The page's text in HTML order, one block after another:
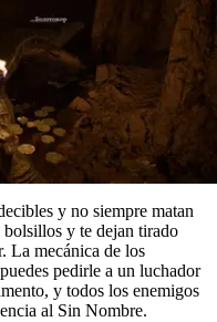
y no siempre matan
bolsillos y te dejan tirado
La mecánica de los
pedirle a un luchador
y todos los enemigos
al Sin Nombre.